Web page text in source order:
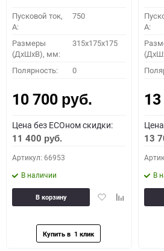
Пусковой ток,
A:
750
Размеры
(ДхШхВ), мм:
315x175x175
Полярность: 0
10 700 руб.
Цена без ECOном скидки:
11 400 руб.
Артикул: 66953
В наличии
ДобавитьДобавить
В корзину
A:
13
В